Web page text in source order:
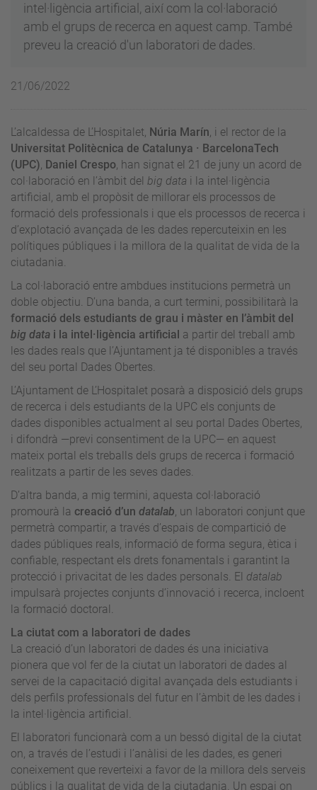
intel·ligència artificial, així com la col·laboració
amb el grups de recerca en aquest camp. També
preveu la creació d'un laboratori de dades.
21/06/2022
L’alcaldessa de L’Hospitalet, Núria Marín, i el rector de la
Universitat Politècnica de Catalunya · BarcelonaTech
(UPC), Daniel Crespo, han signat el 21 de juny un acord de
col·laboració en l’àmbit del big data i la intel·ligència
artificial, amb el propòsit de millorar els processos de
formació dels professionals i que els processos de recerca i
d’explotació avançada de les dades repercuteixin en les
polítiques públiques i la millora de la qualitat de vida de la
ciutadania.
La col·laboració entre ambdues institucions permetrà un
doble objectiu. D’una banda, a curt termini, possibilitarà la
formació dels estudiants de grau i màster en l’àmbit del
big data i la intel·ligència artificial a partir del treball amb
les dades reals que l’Ajuntament ja té disponibles a través
del seu portal Dades Obertes.
L’Ajuntament de L’Hospitalet posarà a disposició dels grups
de recerca i dels estudiants de la UPC els conjunts de
dades disponibles actualment al seu portal Dades Obertes,
i difondrà —previ consentiment de la UPC— en aquest
mateix portal els treballs dels grups de recerca i formació
realitzats a partir de les seves dades.
D’altra banda, a mig termini, aquesta col·laboració
promourà la creació d’un datalab, un laboratori conjunt que
permetrà compartir, a través d’espais de compartició de
dades públiques reals, informació de forma segura, ètica i
confiable, respectant els drets fonamentals i garantint la
protecció i privacitat de les dades personals. El datalab
impulsarà projectes conjunts d’innovació i recerca, incloent
la formació doctoral.
La ciutat com a laboratori de dades
La creació d’un laboratori de dades és una iniciativa
pionera que vol fer de la ciutat un laboratori de dades al
servei de la capacitació digital avançada dels estudiants i
dels perfils professionals del futur en l’àmbit de les dades i
la intel·ligència artificial.
El laboratori funcionarà com a un bessó digital de la ciutat
on, a través de l’estudi i l’anàlisi de les dades, es generi
coneixement que reverteixi a favor de la millora dels serveis
públics i la qualitat de vida de la ciutadania. Un espai on